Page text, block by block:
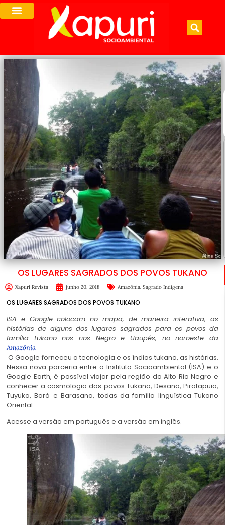
OS LUGARES SAGRADOS DOS POVOS TUKANO
Xapuri Revista junho 20, 2018 Amazônia, Sagrado Indígena
OS LUGARES SAGRADOS DOS POVOS TUKANO
ISA e Google colocam no mapa, de maneira interativa, as
histórias de alguns dos lugares sagrados para os povos da
família tukano nos rios Negro e Uaupés, no noroeste da
Amazônia
O Google forneceu a tecnologia e os índios tukano, as histórias.
Nessa nova parceria entre o Instituto Socioambiental (ISA) e o
Google Earth, é possível viajar pela região do Alto Rio Negro e
conhecer a cosmologia dos povos Tukano, Desana, Piratapuia,
Tuyuka, Bará e Barasana, todas da família linguística Tukano
Oriental.
Acesse a versão em português e a versão em inglês.